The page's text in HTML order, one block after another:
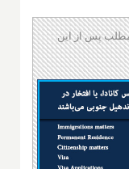
مطلب پس از این